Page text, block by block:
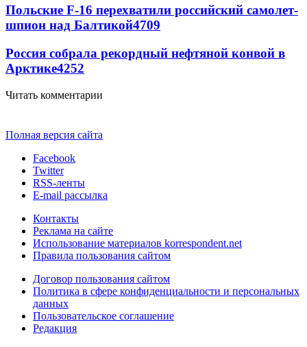
Польские F-16 перехватили российский самолет-
шпион над Балтикой4709
Россия собрала рекордный нефтяной конвой в
Арктике4252
Читать комментарии
Полная версия сайта
Facebook
Twitter
RSS-ленты
E-mail рассылка
Контакты
Реклама на сайте
Использование материалов korrespondent.net
Правила пользования сайтом
Договор пользования сайтом
Политика в сфере конфиденциальности и персональных
данных
Пользовательское соглашение
Редакция